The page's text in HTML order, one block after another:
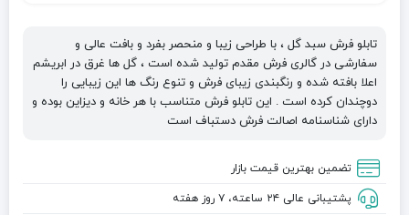
تابلو فرش سبد گل ، با طراحی زیبا و منحصر بفرد و بافت عالی و
سفارشی در گالری فرش مقدم تولید شده است ، گل ها غرق در ابریشم
اعلا بافته شده و رنگبندی زیبای فرش و تنوع رنگ ها این زیبایی را
دوچندان کرده است . این تابلو فرش متناسب با هر خانه و دیزاین بوده و
دارای شناسنامه اصالت فرش دستباف است
تضمین بهترین قیمت بازار
پشتیبانی عالی ۲۴ ساعته، ۷ روز هفته